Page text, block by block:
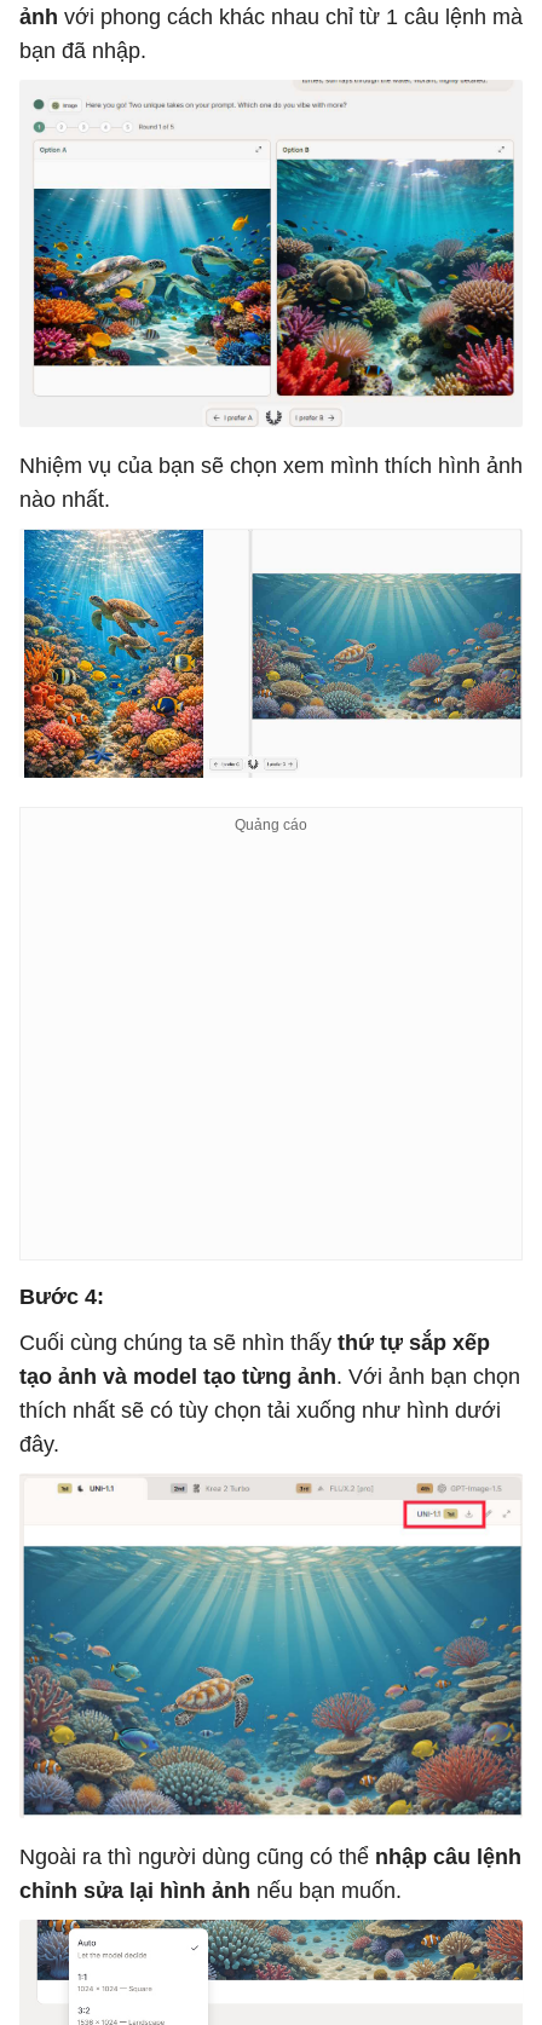
ảnh với phong cách khác nhau chỉ từ 1 câu lệnh mà
bạn đã nhập.
Nhiệm vụ của bạn sẽ chọn xem mình thích hình ảnh
nào nhất.
Bước 4:
Cuối cùng chúng ta sẽ nhìn thấy thứ tự sắp xếp
tạo ảnh và model tạo từng ảnh. Với ảnh bạn chọn
thích nhất sẽ có tùy chọn tải xuống như hình dưới
đây.
Ngoài ra thì người dùng cũng có thể nhập câu lệnh
chỉnh sửa lại hình ảnh nếu bạn muốn.